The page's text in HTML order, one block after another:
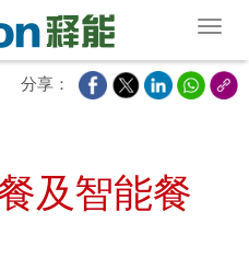
分享：
及智能餐